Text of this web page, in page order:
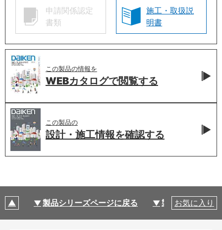
申請関係認定
書類
施工・取扱説
明書
この製品の情報を
WEBカタログで閲覧する
この製品の
設計・施工情報を確認する
製品シリーズページに戻る 製品仕様
お気に入り